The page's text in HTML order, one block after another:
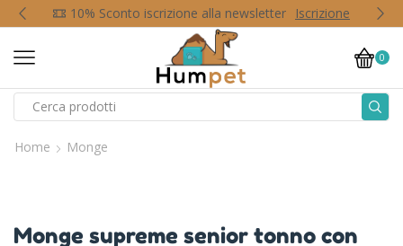
10% Sconto iscrizione alla newsletter Iscrizione
0
Home Monge
Monge supreme senior tonno con